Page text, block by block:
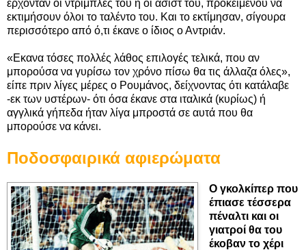
έρχονταν οι ντρίμπλες του ή οι ασίστ του, προκειμένου να
εκτιμήσουν όλοι το ταλέντο του. Και το εκτίμησαν, σίγουρα
περισσότερο από ό,τι έκανε ο ίδιος ο Αντριάν.
«Εκανα τόσες πολλές λάθος επιλογές τελικά, που αν
μπορούσα να γυρίσω τον χρόνο πίσω θα τις άλλαζα όλες»,
είπε πριν λίγες μέρες ο Ρουμάνος, δείχνοντας ότι κατάλαβε
-εκ των υστέρων- ότι όσα έκανε στα ιταλικά (κυρίως) ή
αγγλικά γήπεδα ήταν λίγα μπροστά σε αυτά που θα
μπορούσε να κάνει.
Ποδοσφαιρικά αφιερώματα
Ο γκολκίπερ που
έπιασε τέσσερα
πέναλτι και οι
γιατροί θα του
έκοβαν το χέρι